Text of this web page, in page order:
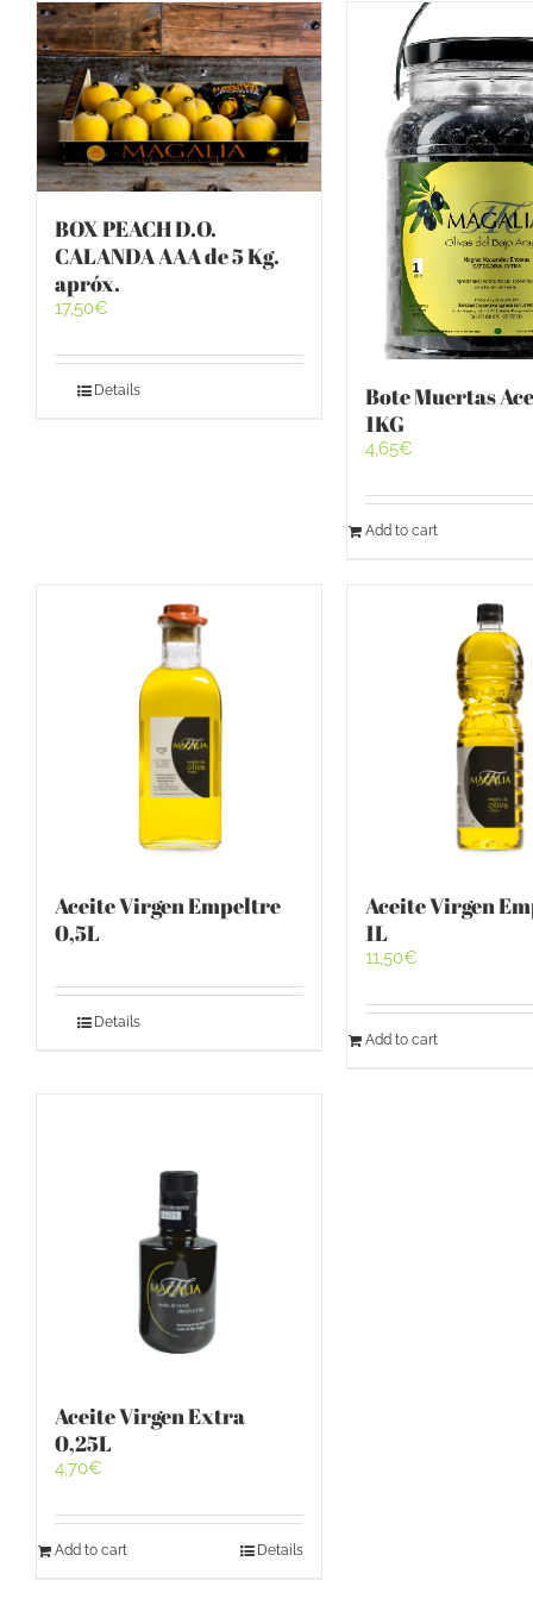
BOX PEACH D.O.
CALANDA AAA de 5 Kg.
apróx.
17,50€
Details
Bote Muertas
1KG
4,65€
Add to cart
Aceite Virgen Empeltre
0,5L
Details
Aceite Virgen
1L
11,50€
Add to cart
Aceite Virgen Extra
0,25L
4,70€
Add to cart Details